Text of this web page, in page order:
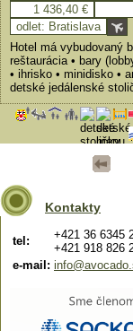
1 436,40 €
odlet: Bratislava
Hotel má vybudovaný
reštaurácia • bary
• ihrisko • minidisko •
detské jedálenské
Kontakty
tel:
+421 36 6345
+421 918 826
e-mail: